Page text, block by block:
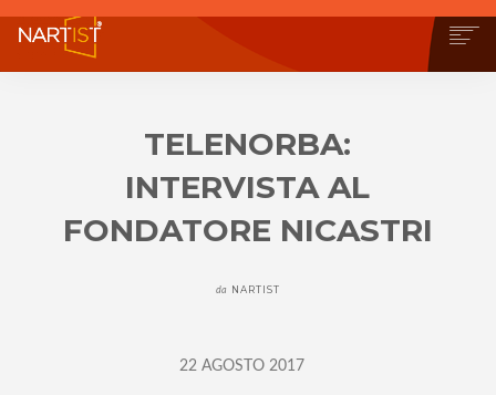
TELENORBA:
INTERVISTA AL
FONDATORE NICASTRI
da NARTIST
22 AGOSTO 2017